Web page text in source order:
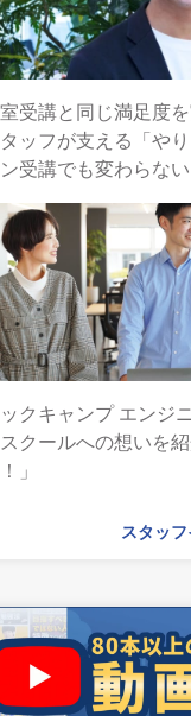
受講と同じ満足度
ッフが支える「や
受講でも変わらない
クキャンプ エンジ
クールへの想いを
」
スタッ